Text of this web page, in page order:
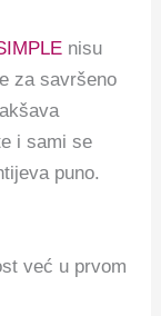
nisu
za savršeno
i sami se
puno.
već u prvom